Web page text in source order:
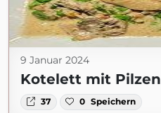
9 Januar 2024
Kotelett mit Pilzen
37 0 Speichern